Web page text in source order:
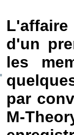
L'affaire
d'un
les
par
M-